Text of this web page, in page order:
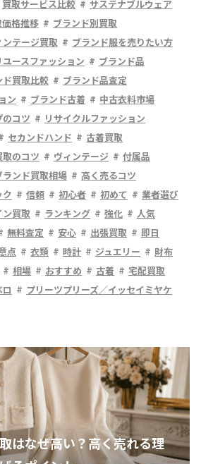
買取サービス比較
サステナブルウェア
価格推移
ブランド別買取
ンテージ買取
ブランド服を売りたい方
ースファッション
ブランド品
ド買取比較
ブランド品査定
ン
ブランド古着
中古衣料市場
コツ
リサイクルファッション
セカンドハンド
古着買取
のコツ ヴィンテージ
付属品
ランド買取相場
高く売るコツ
ク 信頼 初心者 初めて
業者選び
ン買取 ランキング 強化
人気
無料査定 安心 出張買取
即日
点 衣類 時計 ジュエリー
財布
相場 おすすめ 古着
宅配買取
プリーツプリーズ／イッセイミヤケ
はなぜ高い？高く売れる理